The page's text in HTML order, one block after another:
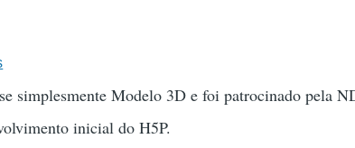
Imagens
com
simplesmente Modelo 3D e foi patrocinado pela
inicial do H5P.